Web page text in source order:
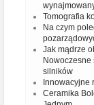
Tomografia
Na czym
Jak mądrze
Nowoczesne
silników
Innowacyjne
Ceramika